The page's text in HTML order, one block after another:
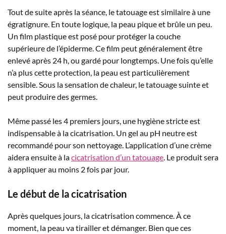
Tout de suite après la séance, le tatouage est similaire à une
égratignure. En toute logique, la peau pique et brûle un peu.
Un film plastique est posé pour protéger la couche
supérieure de l’épiderme. Ce film peut généralement être
enlevé après 24 h, ou gardé pour longtemps. Une fois qu’elle
n’a plus cette protection, la peau est particulièrement
sensible. Sous la sensation de chaleur, le tatouage suinte et
peut produire des germes.
Même passé les 4 premiers jours, une hygiène stricte est
indispensable à la cicatrisation. Un gel au pH neutre est
recommandé pour son nettoyage. L’application d’une crème
aidera ensuite à lacicatrisation d’un tatouage . Le produit sera
à appliquer au moins 2 fois par jour.
Le début de la cicatrisation
Après quelques jours, la cicatrisation commence. À ce
moment, la peau va tirailler et démanger. Bien que ces